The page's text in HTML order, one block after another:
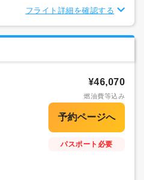
フライト詳細を確認する
¥46,070
燃油費等込み
パスポート必要